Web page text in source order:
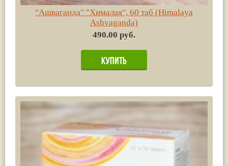
"Ашваганда" "Хималая", 60 таб (Himalaya
Ashvaganda)
490.00 руб.